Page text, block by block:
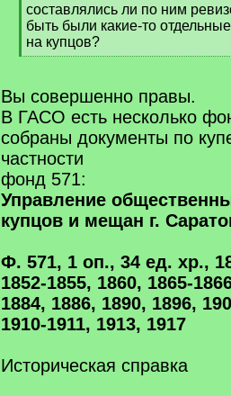
[
q
]
составлялись ли по ним
быть были какие-то
на купцов?
[
q
Вы совершенно правы.
В ГАСО есть несколько
собраны документы по
частности
фонд 571:
Управление
купцов и мещан г.
Ф. 571, 1 оп., 34 ед. хр.,
1852-1855, 1860, 1865-
1884, 1886, 1890, 1896,
1910-1911, 1913, 1917
Историческая справка